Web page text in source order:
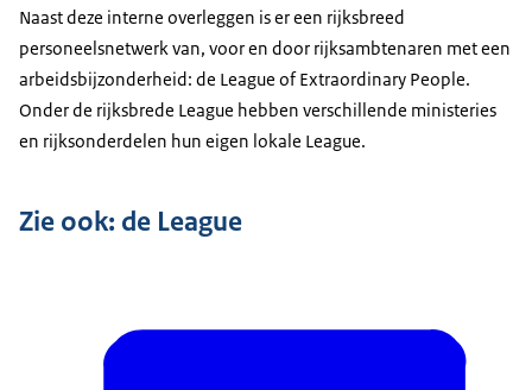
Naast deze interne overleggen is er een rijksbreed
personeelsnetwerk van, voor en door rijksambtenaren met een
arbeidsbijzonderheid: de League of Extraordinary People.
Onder de rijksbrede League hebben verschillende ministeries
en rijksonderdelen hun eigen lokale League.
Zie ook: de League